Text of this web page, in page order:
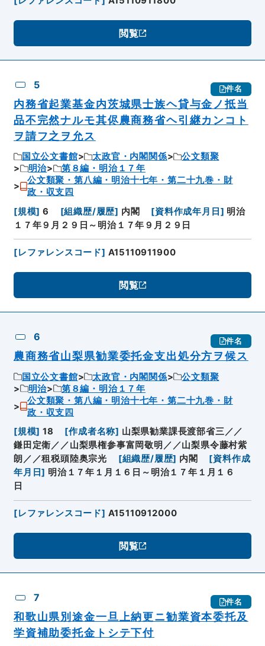
閲覧
5 件名
内務省起業基金内茨城県士族ヘ貸与金ノ抵当
品不完然ナルモ其侭農商務省ヘ引継カンコト
ヲ請フ之ヲ允ス
国立公文書館 太政官・内閣関係
公文類聚
明治
第８編・明治１７年
公文類聚・第八編・明治十七年・第二十九巻・財
政・収支四
[規模] 6 [組織歴/履歴] 内閣 [資料作成年月日 ] 明治
１７年９月２９日～明治１７年９月２９日
[レファレンスコード] A15110911900
閲覧
6 件名
農商務省山梨県勧業委托金支出処分方ヲ候ス
国立公文書館 太政官・内閣関係
公文類聚
明治
第８編・明治１７年
公文類聚・第八編・明治十七年・第二十九巻・財
政・収支四
[規模] 18 [作成者名称] 山梨県勧業課長渡部省三／／
鎌田定衛／／山梨県権参事富岡敬明／／山梨県令藤村紫
朗／／租税頭陸奥宗光
[組織歴/履歴] 内閣 [資料作成
年月日] 明治１７年１月１６日～明治１７年１月１６
日
[レファレンスコード] A15110912000
閲覧
7 件名
和歌山県別途金一旦上納更ニ勧業資本委托及
学資補助委托金トシテ下付